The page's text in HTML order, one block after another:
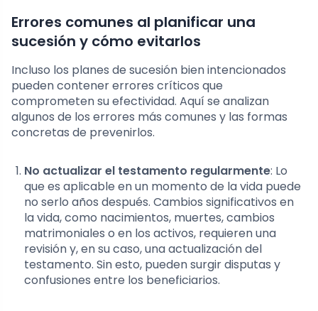
Errores comunes al planificar una
sucesión y cómo evitarlos
Incluso los planes de sucesión bien intencionados
pueden contener errores críticos que
comprometen su efectividad. Aquí se analizan
algunos de los errores más comunes y las formas
concretas de prevenirlos.
No actualizar el testamento regularmente: Lo
que es aplicable en un momento de la vida puede
no serlo años después. Cambios significativos en
la vida, como nacimientos, muertes, cambios
matrimoniales o en los activos, requieren una
revisión y, en su caso, una actualización del
testamento. Sin esto, pueden surgir disputas y
confusiones entre los beneficiarios.